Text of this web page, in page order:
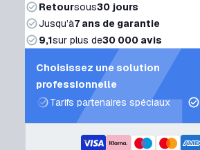
Retoursous30 jours
Jusqu’à7 ans de garantie
9,1sur plus de30 000 avis
Choisissez une solution
professionnelle
Tarifs partenaires spéciaux